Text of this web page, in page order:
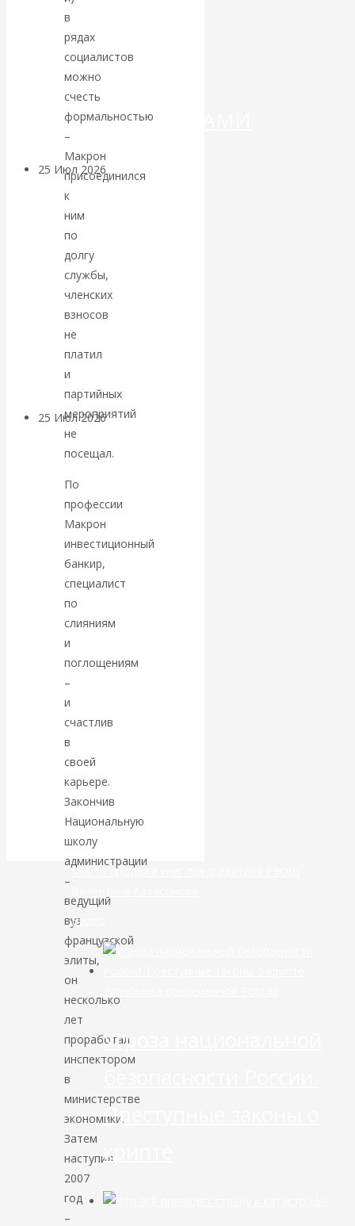
ДЕНЕГ»: КИТАЙ
ВЕДЁТ БОРЬБУ
КРИПТОВАЛЮТАМИ
25 Июл 2026
Валентин
КАтасонов.
Может ли
Америка
покинуть НАТО?
25 Июл 2026Комментарии,
интервью и беседы
«Об этом
молчат»:
экономист
Валентин
Катасонов
считает, что
кризис в
банковской
сфере России
уже начался
в
рядах
социалистов
можно
счесть
формальностью
–
Макрон
присоединился
к
ним
по
долгу
службы,
членских
взносов
не
платил
и
партийных
мероприятий
не
посещал.
По
профессии
Макрон
инвестиционный
банкир,
специалист
по
слияниям
и
поглощениям
–
и
счастлив
в
своей
карьере.
Закончив
Национальную
школу
администрации
–
ведущий
вуз
французской
элиты,
он
несколько
лет
проработал
инспектором
в
министерстве
экономики.
Затем
наступил
2007
год
–
Место продажи книг председателя РЭОШ
Видео
Угроза национальной
Преступные законы о
крипте